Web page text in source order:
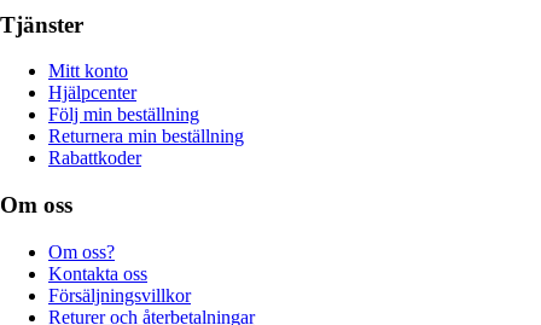
Tjänster
Mitt konto
Hjälpcenter
Följ min beställning
Returnera min beställning
Rabattkoder
Om oss
Om oss?
Kontakta oss
Försäljningsvillkor
Returer och återbetalningar